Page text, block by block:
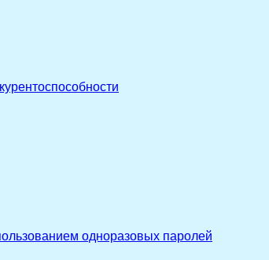
одноразовых паролей